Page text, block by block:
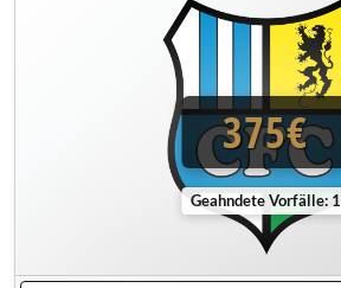
375€
Geahndete Vorfälle: 1